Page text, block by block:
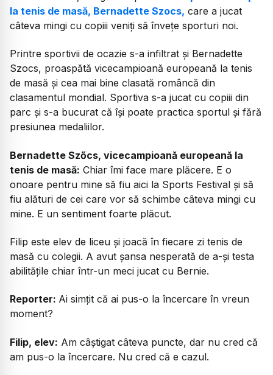
la tenis de masă, Bernadette Szocs, care a jucat
câteva mingi cu copiii veniți să învețe sporturi noi.
Printre sportivii de ocazie s-a infiltrat și Bernadette
Szocs, proaspătă vicecampioană europeană la tenis
de masă și cea mai bine clasată româncă din
clasamentul mondial. Sportiva s-a jucat cu copiii din
parc și s-a bucurat că își poate practica sportul și fără
presiunea medaliilor.
Bernadette Szőcs, vicecampioană europeană la
tenis de masă: Chiar îmi face mare plăcere. E o
onoare pentru mine să fiu aici la Sports Festival și să
fiu alături de cei care vor să schimbe câteva mingi cu
mine. E un sentiment foarte plăcut.
Filip este elev de liceu și joacă în fiecare zi tenis de
masă cu colegii. A avut șansa nesperată de a-și testa
abilitățile chiar într-un meci jucat cu Bernie.
Reporter: Ai simțit că ai pus-o la încercare în vreun
moment?
Filip, elev: Am câștigat câteva puncte, dar nu cred că
am pus-o la încercare. Nu cred că e cazul.